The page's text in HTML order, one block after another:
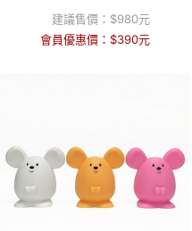
建議售價： $980元
會員優惠價： $390元